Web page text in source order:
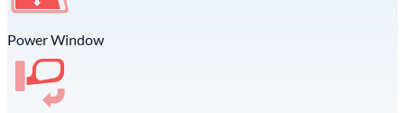
Power Window